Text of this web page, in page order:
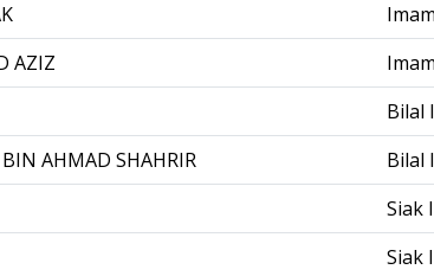
AZIZ
Bilal I
AHMAD SHAHRIR
Bilal
Siak I
Siak